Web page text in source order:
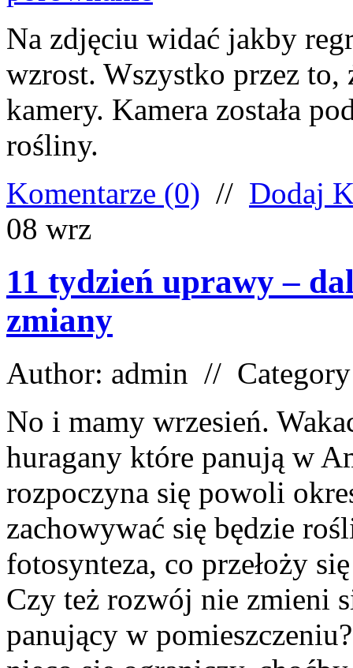
Na zdjęciu widać jakby
wzrost. Wszystko przez to,
kamery. Kamera została
rośliny.
Komentarze (0) // Dodaj
08 wrz
11 tydzień uprawy –
zmiany
Author: admin //
No i mamy wrzesień.
huragany które panują w
rozpoczyna się powoli
zachowywać się będzie
fotosynteza, co przełoży
Czy też rozwój nie zmieni
panujący w